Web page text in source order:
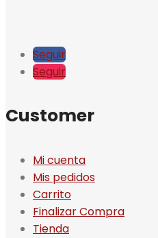
Seguir
Seguir
Customer
Mi cuenta
Mis pedidos
Carrito
Finalizar Compra
Tienda